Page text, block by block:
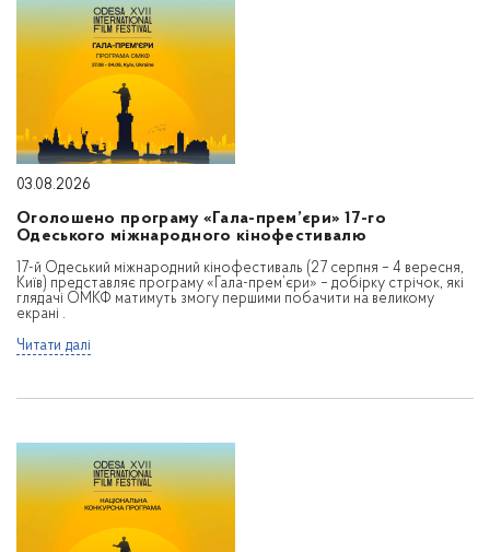
03.08.2026
Оголошено програму «Гала-прем’єри» 17-го
Одеського міжнародного кінофестивалю
17-й Одеський міжнародний кінофестиваль (27 серпня – 4 вересня,
Київ) представляє програму «Гала-прем’єри» – добірку стрічок, які
глядачі ОМКФ матимуть змогу першими побачити на великому
екрані .
Читати далі